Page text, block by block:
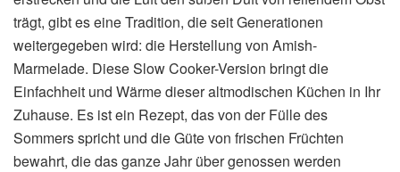
trägt, gibt es eine Tradition, die seit Generationen
weitergegeben wird: die Herstellung von Amish-
Marmelade. Diese Slow Cooker-Version bringt die
Einfachheit und Wärme dieser altmodischen Küchen in Ihr
Zuhause. Es ist ein Rezept, das von der Fülle des
Sommers spricht und die Güte von frischen Früchten
bewahrt, die das ganze Jahr über genossen werden